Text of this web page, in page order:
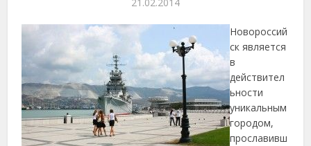
Новороссий
ск является
в
действител
ьности
уникальным
городом,
прославивш